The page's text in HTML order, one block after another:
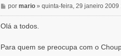
M
e
n
g
pormario »quinta-feira, 29 janeiro 2009
Olá a todos.
Para quem se preocupa com o